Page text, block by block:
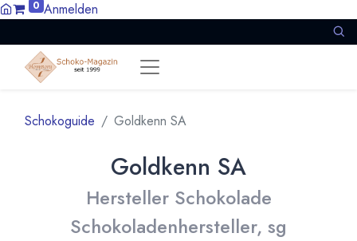
0 Anmelden
Schokoguide Goldkenn SA
Goldkenn SA
Hersteller Schokolade
Schokoladenhersteller, sg